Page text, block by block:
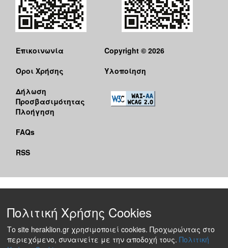
Επικοινωνία
Όροι Χρήσης
Δήλωση
Προσβασιμότητας
Πλοήγηση
FAQs
RSS
Copyright © 2026
Υλοποίηση
Πολιτική Χρήσης Cookies
Το site heraklion.gr χρησιμοποιεί cookies. Προχωρώντας στο
περιεχόμενο, συναινείτε με την αποδοχή τους. Πολιτική